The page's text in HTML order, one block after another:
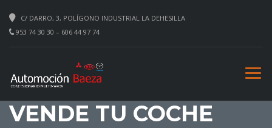
C/ DARRO, 3, POLÍGONO INDUSTRIAL LA DEHESILLA
953 74 30 30 – 606 44 97 74
VENDE TU COCHE